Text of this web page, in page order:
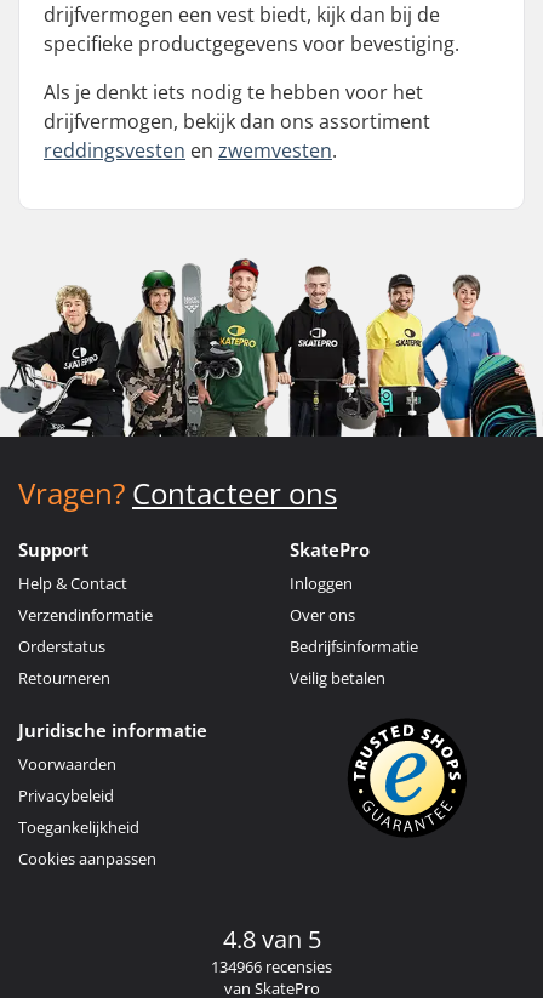
drijfvermogen een vest biedt, kijk dan bij de
specifieke productgegevens voor bevestiging.
Als je denkt iets nodig te hebben voor het
drijfvermogen, bekijk dan ons assortiment
reddingsvesten en zwemvesten.
Vragen? Contacteer ons
Support
Help & Contact
Verzendinformatie
Orderstatus
Retourneren
SkatePro
Inloggen
Over ons
Bedrijfsinformatie
Veilig betalen
Juridische informatie
Voorwaarden
Privacybeleid
Toegankelijkheid
Cookies aanpassen
4.8 van 5
134966 recensies
van SkatePro